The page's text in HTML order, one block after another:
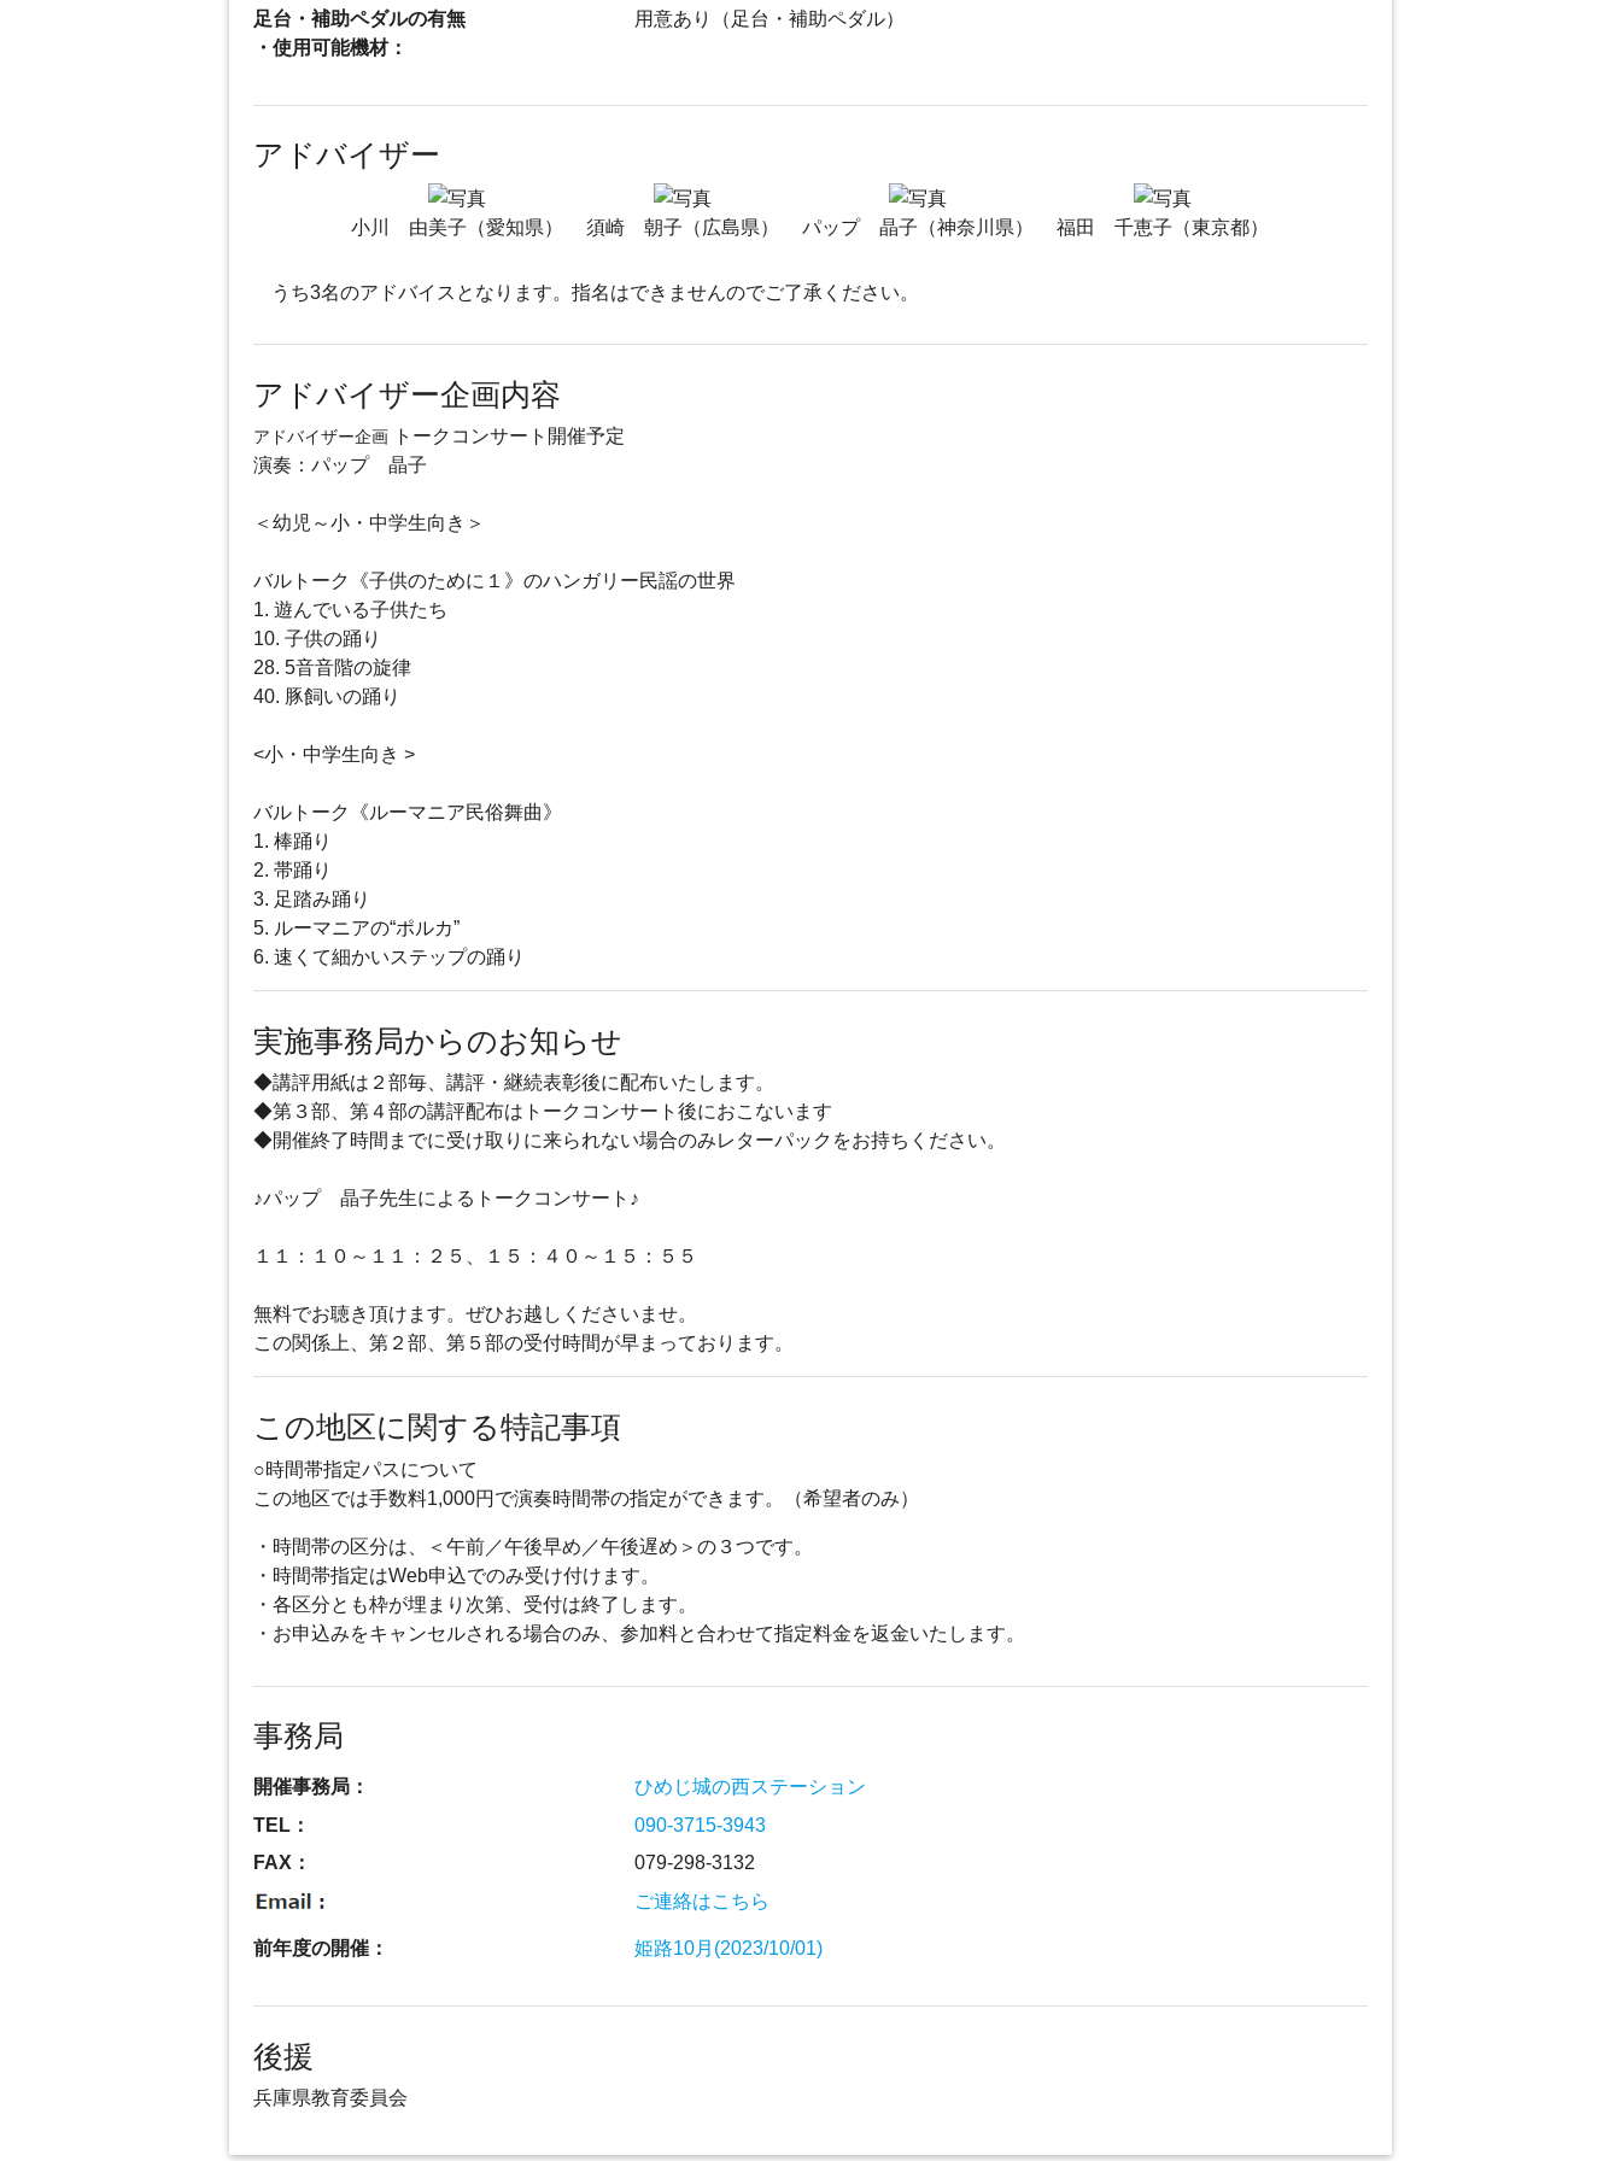
足台・補助ペダルの有無
・使用可能機材：
用意あり（足台・補助ペダル）
アドバイザー
小川 由美子（愛知県） 須崎 朝子（広島県） パップ 晶子（神奈川県） 福田 千恵子（東京都）
うち3名のアドバイスとなります。指名はできませんのでご了承ください。
アドバイザー企画内容
アドバイザー企画 トークコンサート開催予定
演奏：パップ 晶子
＜幼児～小・中学生向き＞
バルトーク《子供のために１》のハンガリー民謡の世界
1. 遊んでいる子供たち
10. 子供の踊り
28. 5音音階の旋律
40. 豚飼いの踊り
<小・中学生向き >
バルトーク《ルーマニア民俗舞曲》
1. 棒踊り
2. 帯踊り
3. 足踏み踊り
5. ルーマニアの“ポルカ”
6. 速くて細かいステップの踊り
実施事務局からのお知らせ
◆講評用紙は２部毎、講評・継続表彰後に配布いたします。
◆第３部、第４部の講評配布はトークコンサート後におこないます
◆開催終了時間までに受け取りに来られない場合のみレターパックをお持ちください。
♪パップ 晶子先生によるトークコンサート♪
１１：１０～１１：２５、１５：４０～１５：５５
無料でお聴き頂けます。ぜひお越しくださいませ。
この関係上、第２部、第５部の受付時間が早まっております。
この地区に関する特記事項
○時間帯指定パスについて
この地区では手数料1,000円で演奏時間帯の指定ができます。（希望者のみ）
・時間帯の区分は、＜午前／午後早め／午後遅め＞の３つです。
・時間帯指定はWeb申込でのみ受け付けます。
・各区分とも枠が埋まり次第、受付は終了します。
・お申込みをキャンセルされる場合のみ、参加料と合わせて指定料金を返金いたします。
事務局
開催事務局：
ひめじ城の西ステーション
TEL：
090-3715-3943
FAX：
079-298-3132
ご連絡はこちら
前年度の開催： 姫路10月(2023/10/01)
後援
兵庫県教育委員会